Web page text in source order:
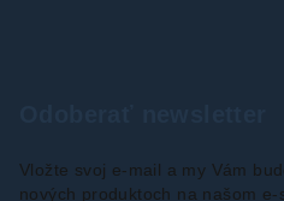
Vložte svoj e-mail a my Vám
nových produktoch na našom e-